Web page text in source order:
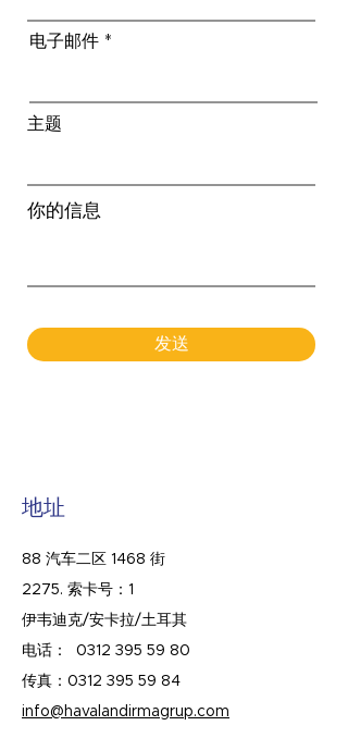
电子邮件
主题
你的信息
发送
地址
88 汽车二区 1468 街
2275. 索卡号：1
伊韦迪克/安卡拉/土耳其
电话： 0312 395 59 80
传真：0312 395 59 84
info@havalandirmagrup.com